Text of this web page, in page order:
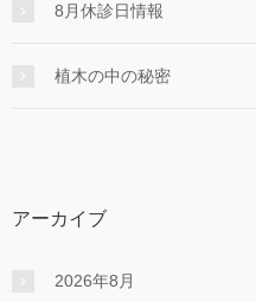
8月休診日情報
植木の中の秘密
アーカイブ
2026年8月